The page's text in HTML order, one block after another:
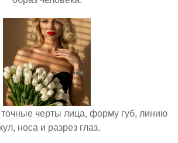
черты лица, форму губ, линию
носа и разрез глаз.